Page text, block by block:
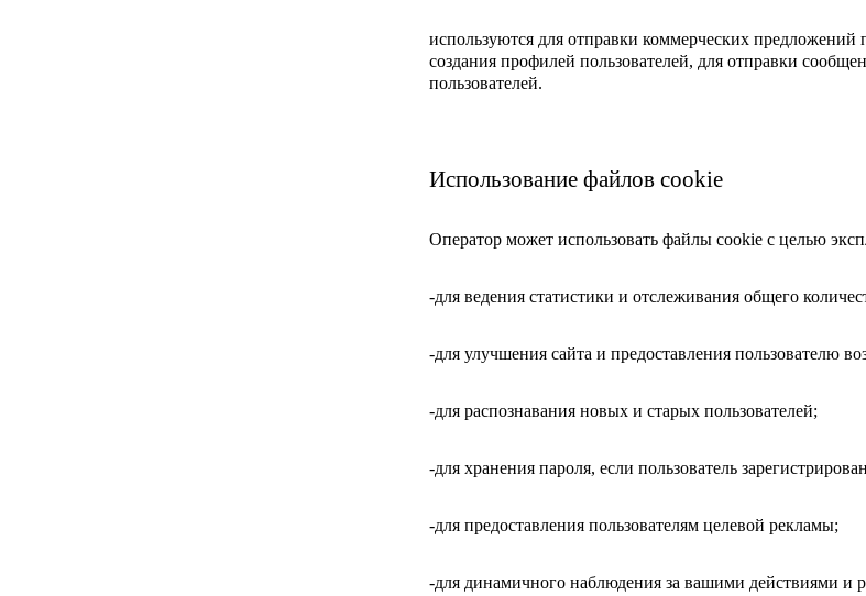
используются для отправки коммерческих
создания профилей пользователей, для отправки
пользователей.
Использование файлов cookie
Оператор может использовать файлы cookie с целью
-для ведения статистики и отслеживания общего
-для улучшения сайта и предоставления пользователю
-для распознавания новых и старых пользователей;
-для хранения пароля, если пользователь
-для предоставления пользователям целевой рекламы;
-для динамичного наблюдения за вашими действиями и